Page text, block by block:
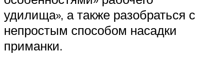
удилища», а также разобраться с
непростым способом насадки
приманки.